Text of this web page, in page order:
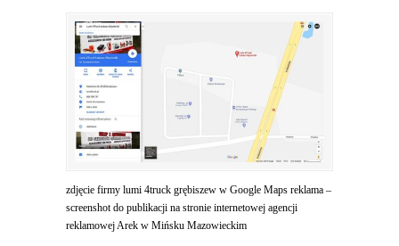
zdjęcie firmy lumi 4truck grębiszew w Google Maps reklama –
screenshot do publikacji na stronie internetowej agencji
reklamowej Arek w Mińsku Mazowieckim